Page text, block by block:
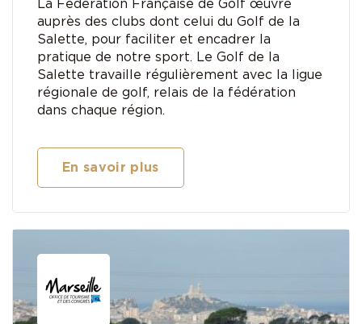
La Fédération Française de Golf œuvre
auprès des clubs dont celui du Golf de la
Salette, pour faciliter et encadrer la
pratique de notre sport. Le Golf de la
Salette travaille régulièrement avec la ligue
régionale de golf, relais de la fédération
dans chaque région.
En savoir plus